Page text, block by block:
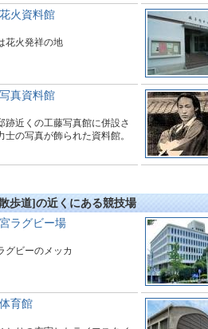
火資料館
花火発祥の地
真資料館
跡近くの工藤写真館に併設さ
士の写真が飾られた資料館。
歩道]の近くにある競技場
ラグビー場
グビーのメッカ
育館